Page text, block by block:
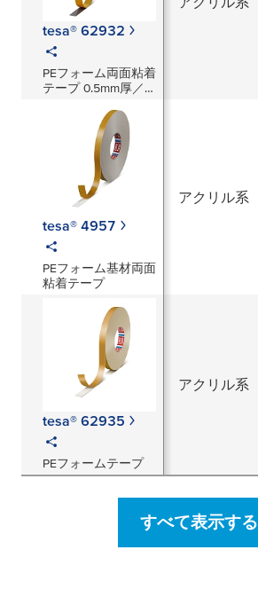
tesa® 62932
PEフォーム両面粘着
テープ 0.5mm厚／
tesa® 4957
PEフォーム基材両面
粘着テープ
アクリル系
tesa® 62935
PEフォームテープ
アクリル系
すべて表示する